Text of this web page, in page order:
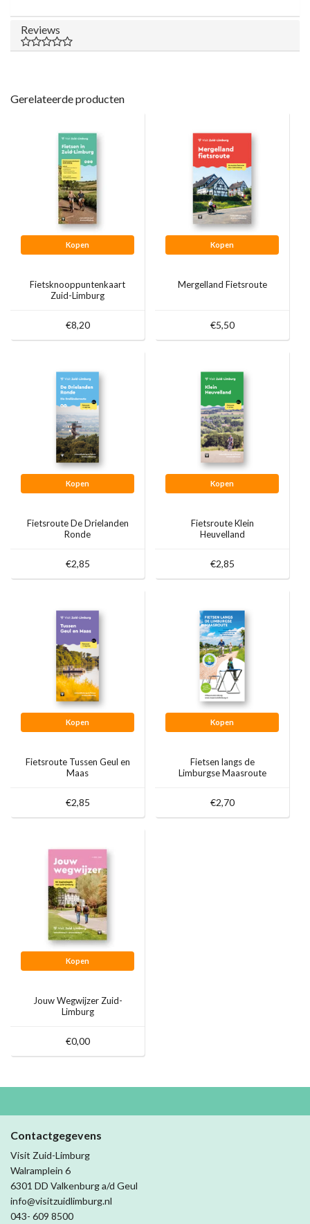
Reviews
Gerelateerde producten
Kopen
Fietsknooppuntenkaart
Zuid-Limburg
€8,20
Kopen
Mergelland Fietsroute
€5,50
Kopen
Fietsroute De Drielanden
Ronde
€2,85
Kopen
Fietsroute Klein
Heuvelland
€2,85
Kopen
Fietsroute Tussen Geul en
Maas
€2,85
Kopen
Fietsen langs de
Limburgse Maasroute
€2,70
Kopen
Jouw Wegwijzer Zuid-
Limburg
€0,00
Contactgegevens
Visit Zuid-Limburg
Walramplein 6
6301 DD Valkenburg a/d Geul
info@visitzuidlimburg.nl
043- 609 8500